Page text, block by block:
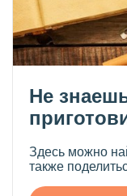
Не
Здесь можно
также